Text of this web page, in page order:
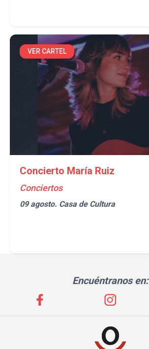
VER CARTEL
Concierto María Ruiz
Conciertos
09 agosto. Casa de Cultura
Encuéntranos en: